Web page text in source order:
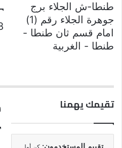
طنطا-ش الجلاء برج
جوهرة الجلاء رقم (1)
امام قسم ثان طنطا -
طنطا - الغربية
تقيمك يهمنا